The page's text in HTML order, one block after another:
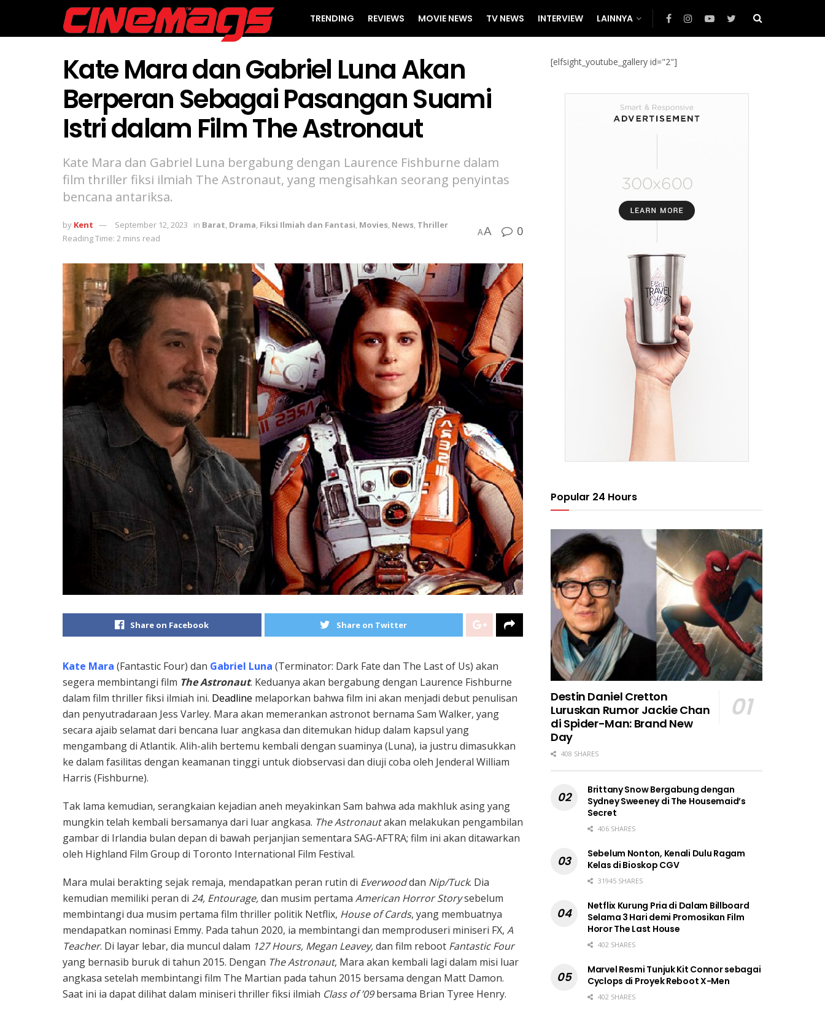
TRENDING REVIEWS MOVIE NEWS TV NEWS INTERVIEW LAINNYA
Kate Mara dan Gabriel Luna Akan
Berperan Sebagai Pasangan Suami
Istri dalam Film The Astronaut
Kate Mara dan Gabriel Luna bergabung dengan Laurence Fishburne dalam
film thriller fiksi ilmiah The Astronaut, yang mengisahkan seorang penyintas
bencana antariksa.
by Kent September 12, 2023 in Barat, Drama, Fiksi Ilmiah dan Fantasi, Movies, News, Thriller
Reading Time: 2 mins read
AA 0
Share on Facebook Share on Twitter
Kate Mara (Fantastic Four) dan Gabriel Luna (Terminator: Dark Fate dan The Last of Us) akan
segera membintangi film The Astronaut. Keduanya akan bergabung dengan Laurence Fishburne
dalam film thriller fiksi ilmiah ini. Deadline melaporkan bahwa film ini akan menjadi debut penulisan
dan penyutradaraan Jess Varley. Mara akan memerankan astronot bernama Sam Walker, yang
secara ajaib selamat dari bencana luar angkasa dan ditemukan hidup dalam kapsul yang
mengambang di Atlantik. Alih-alih bertemu kembali dengan suaminya (Luna), ia justru dimasukkan
ke dalam fasilitas dengan keamanan tinggi untuk diobservasi dan diuji coba oleh Jenderal William
Harris (Fishburne).
Tak lama kemudian, serangkaian kejadian aneh meyakinkan Sam bahwa ada makhluk asing yang
mungkin telah kembali bersamanya dari luar angkasa. The Astronautakan melakukan pengambilan
gambar di Irlandia bulan depan di bawah perjanjian sementara SAG-AFTRA; film ini akan ditawarkan
oleh Highland Film Group di Toronto International Film Festival.
Mara mulai berakting sejak remaja, mendapatkan peran rutin di Everwooddan Nip/Tuck. Dia
kemudian memiliki peran di 24, Entourage,dan musim pertama American Horror Storysebelum
membintangi dua musim pertama film thriller politik Netflix, House of Cards, yang membuatnya
mendapatkan nominasi Emmy. Pada tahun 2020, ia membintangi dan memproduseri miniseri FX, A
Teacher. Di layar lebar, dia muncul dalam 127 Hours, Megan Leavey,dan film reboot Fantastic Four
yang bernasib buruk di tahun 2015. Dengan The Astronaut, Mara akan kembali lagi dalam misi luar
angkasa setelah membintangi film The Martian pada tahun 2015 bersama dengan Matt Damon.
Saat ini ia dapat dilihat dalam miniseri thriller fiksi ilmiah Class of ’09bersama Brian Tyree Henry.
[elfsight_youtube_gallery id="2"]
Popular 24 Hours
Destin Daniel Cretton
Luruskan Rumor Jackie Chan
di Spider-Man: Brand New
Day
408 SHARES
Brittany Snow Bergabung dengan
Sydney Sweeney di The Housemaid’s
Secret
406 SHARES
Sebelum Nonton, Kenali Dulu Ragam
Kelas di Bioskop CGV
31945 SHARES
Netflix Kurung Pria di Dalam Billboard
Selama 3 Hari demi Promosikan Film
Horor The Last House
402 SHARES
Marvel Resmi Tunjuk Kit Connor sebagai
Cyclops di Proyek Reboot X-Men
402 SHARES